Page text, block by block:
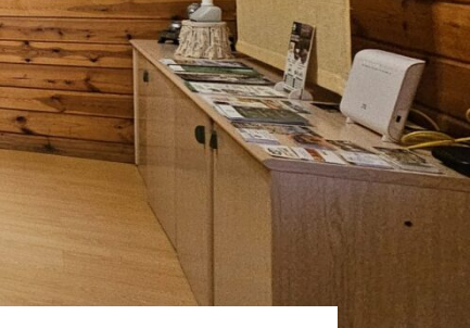
naturaleza frente al
Mediterráneo
28/03/2026 1 Comentario
OUR INSTAGRAM
RECENT COMMENTS